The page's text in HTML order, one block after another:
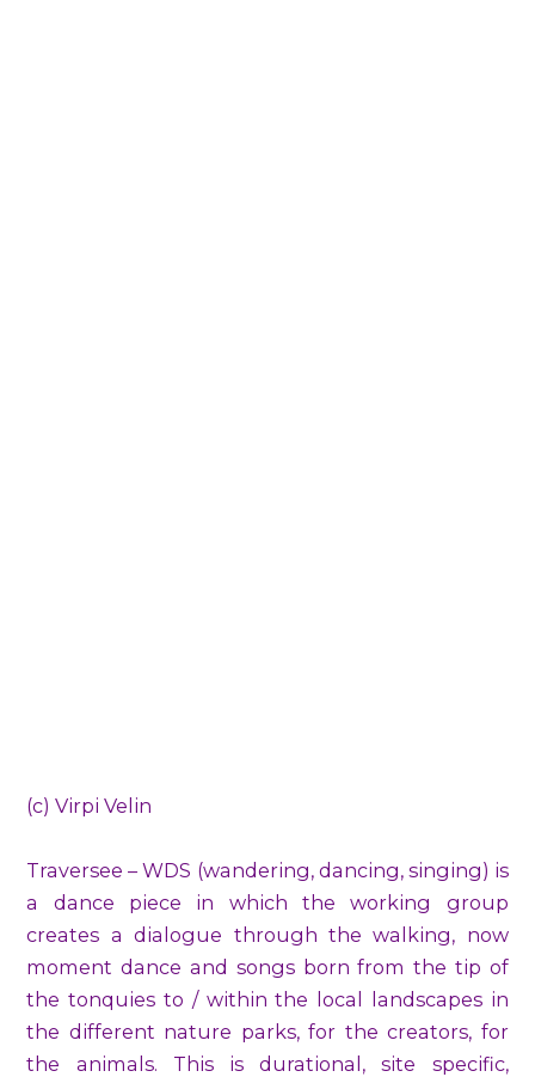
(c) Virpi Velin
Traversee – WDS (wandering, dancing, singing) is
a dance piece in which the working group
creates a dialogue through the walking, now
moment dance and songs born from the tip of
the tonquies to / within the local landscapes in
the different nature parks, for the creators, for
the animals. This is durational, site specific,